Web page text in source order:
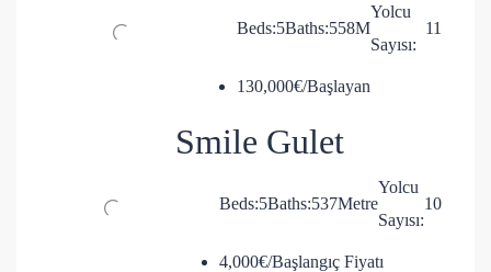
Beds:5Baths:558M
Yolcu
Sayısı:
11
130,000€/Başlayan
Smile Gulet
Beds:5Baths:537Metre
Yolcu
Sayısı:
10
4,000€/Başlangıç Fiyatı